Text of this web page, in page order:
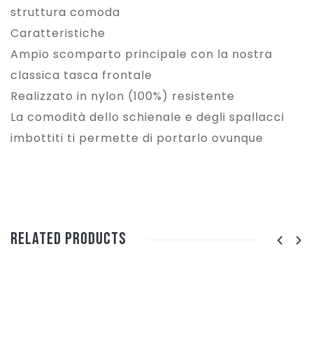
struttura comoda
Caratteristiche
Ampio scomparto principale con la nostra
classica tasca frontale
Realizzato in nylon (100%) resistente
La comodità dello schienale e degli spallacci
imbottiti ti permette di portarlo ovunque
Related Products